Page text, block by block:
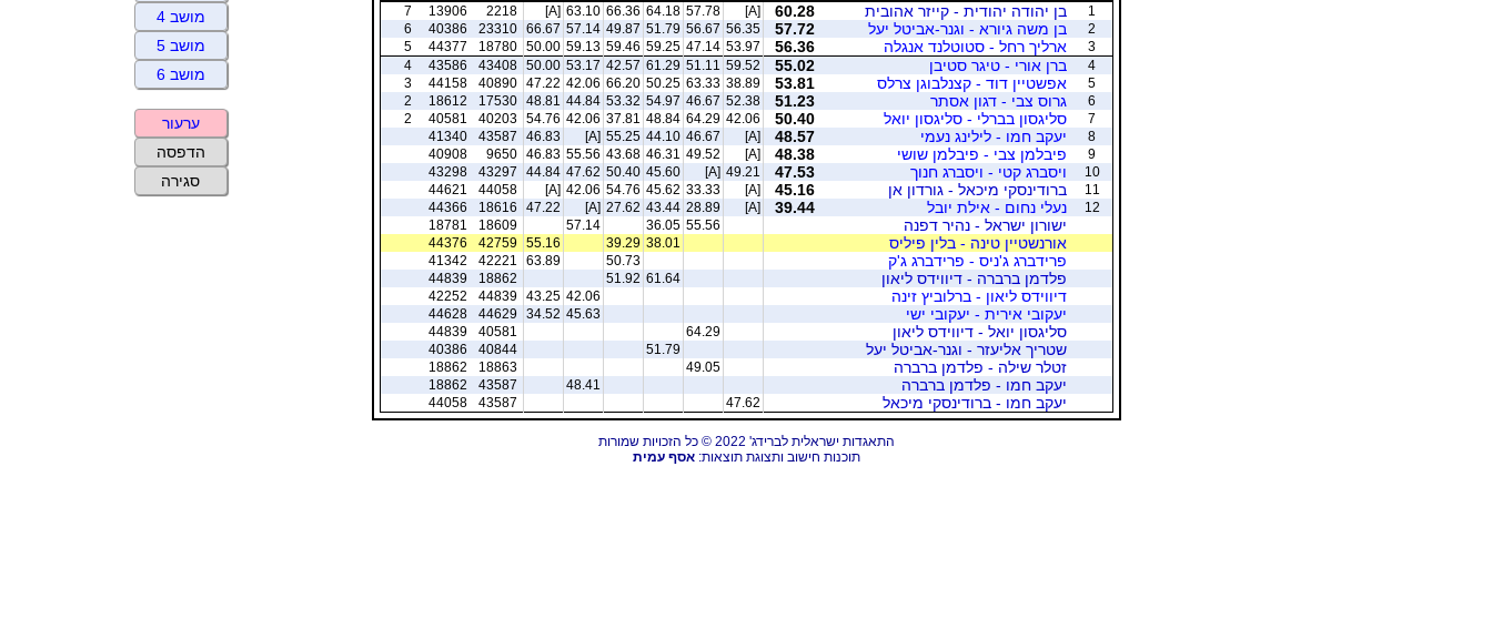
1
בן יהודה יהודית - קייזר אהובית 60.28
[A]
57.78
64.18
66.36
63.10
[A]
2218
13906
7
2
בן משה גיורא - וגנר-אביטל יעל 57.72
56.35
56.67
51.79
49.87
57.14
66.67
23310
40386
6
3
ארליך רחל - סטוטלנד אנגלה 56.36
53.97
47.14
59.25
59.46
59.13
50.00
18780
44377
5
4
ברן אורי - טיגר סטיבן 55.02
59.52
51.11
61.29
42.57
53.17
50.00
43408
43586
4
5
אפשטיין דוד - קצנלבוגן צרלס 53.81
38.89
63.33
50.25
66.20
42.06
47.22
40890
44158
3
6
גרוס צבי - דגון אסתר 51.23
52.38
46.67
54.97
53.32
44.84
48.81
17530
18612
2
7
סליגסון בברלי - סליגסון יואל 50.40
42.06
64.29
48.84
37.81
42.06
54.76
40203
40581
2
8
יעקב חמו - לילינג נעמי 48.57
[A]
46.67
44.10
55.25
[A]
46.83
43587
41340
9
פיבלמן צבי - פיבלמן שושי 48.38
[A]
49.52
46.31
43.68
55.56
46.83
9650
40908
10
ויסברג קטי - ויסברג חנוך 47.53
49.21
[A]
45.60
50.40
47.62
44.84
43297
43298
11
ברודינסקי מיכאל - גורדון אן 45.16
[A]
33.33
45.62
54.76
42.06
[A]
44058
44621
12
נעלי נחום - אילת יובל 39.44
[A]
28.89
43.44
27.62
[A]
47.22
18616
44366
ישורון ישראל - נהיר דפנה 55.56
36.05
57.14
18609
18781
אורנשטיין טינה - בלין פיליס 38.01
39.29
55.16
42759
44376
פרידברג ג'ניס - פרידברג ג'ק 50.73
63.89
42221
41342
פלדמן ברברה - דיווידס ליאון 61.64
51.92
18862
44839
דיווידס ליאון - ברלוביץ זינה 42.06
43.25
44839
42252
יעקובי אירית - יעקובי ישי 45.63
34.52
44629
44628
סליגסון יואל - דיווידס ליאון 64.29
40581
44839
שטריך אליעזר - וגנר-אביטל יעל 51.79
40844
40386
זטלר שילה - פלדמן ברברה 49.05
18863
18862
יעקב חמו - פלדמן ברברה 48.41
43587
18862
יעקב חמו - ברודינסקי מיכאל 47.62
43587
44058
התאגדות ישראלית לברידג' 2022 © כל הזכויות שמורות
תוכנות חישוב ותצוגת תוצאות:אסף עמית
מושב 4
מושב 5
מושב 6
ערעור
הדפסה
סגירה